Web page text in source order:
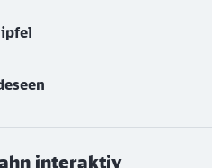
interaktiv